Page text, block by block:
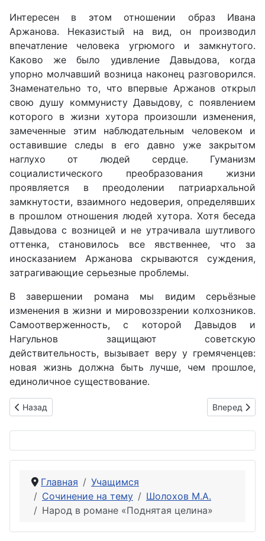
Интересен в этом отношении образ Ивана
Аржанова. Неказистый на вид, он производил
впечатление человека угрюмого и замкнутого.
Каково же было удивление Давыдова, когда
упорно молчавший возница наконец разговорился.
Знаменательно то, что впервые Аржанов открыл
свою душу коммунисту Давыдову, с появлением
которого в жизни хутора произошли изменения,
замеченные этим наблюдательным человеком и
оставившие следы в его давно уже закрытом
наглухо от людей сердце. Гуманизм
социалистического преобразования жизни
проявляется в преодолении патриархальной
замкнутости, взаимного недоверия, определявших
в прошлом отношения людей хутора. Хотя беседа
Давыдова с возницей и не утрачивала шутливого
оттенка, становилось все явственнее, что за
иносказанием Аржанова скрываются суждения,
затрагивающие серьезные проблемы.
В завершении романа мы видим серьёзные
изменения в жизни и мировоззрении колхозников.
Самоотверженность, с которой Давыдов и
Нагульнов защищают советскую
действительность, вызывает веру у гремяченцев:
новая жизнь должна быть лучше, чем прошлое,
единоличное существование.
Предыдущий: Анализ эпизода «Поединок с Мюллером»
Назад Следующий:
Вперед
Главная
Учащимся
Сочинение на тему
Шолохов М.А.
Народ в романе «Поднятая целина»